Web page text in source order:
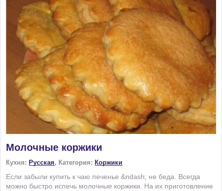
Молочные коржики
Кухня: Русская, Категория: Коржики
Если забыли купить к чаю печенье &ndash; не беда. Всегда
можно быстро испечь молочные коржики. На их приготовление